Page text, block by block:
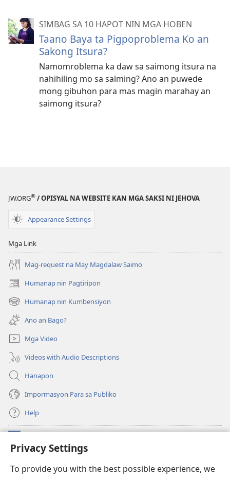
Privacy Settings
To provide you with the best possible experience, we
SIMBAG SA 10 HAPOT NIN MGA HOBEN
Taano Baya ta Pigpoproblema Ko an
Sakong Itsura?
Namomroblema ka daw sa saimong itsura na
nahihiling mo sa salming? Ano an puwede
mong gibuhon para mas magin marahay an
saimong itsura?
JW.ORG® / OPISYAL NA WEBSITE KAN MGA SAKSI NI JEHOVA
Appearance Settings
Mga Link
Mag-request na May Magdalaw Saimo
Humanap nin Pagtiripon
(opens
new
window)
Humanap nin Kumbensiyon
(opens
new
window)
Ano an Bago?
Mga Video
Videos with Audio Descriptions
Hanapon
Impormasyon Para sa Publiko
Help
(opens
new
Watchtower ONLINE NA LIBRARYA
(opens